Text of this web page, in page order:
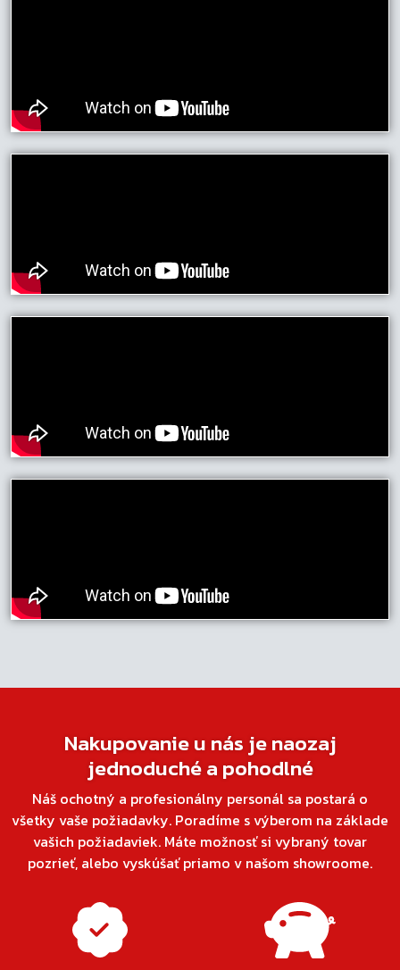
Nakupovanie u nás je naozaj
jednoduché a pohodlné
Náš ochotný a profesionálny personál sa postará o
všetky vaše požiadavky. Poradíme s výberom na základe
vašich požiadaviek. Máte možnosť si vybraný tovar
pozrieť, alebo vyskúšať priamo v našom showroome.